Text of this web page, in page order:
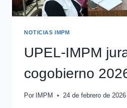
NOTICIAS IMPM
UPEL-IMPM
cogobierno
Por IMPM 24 de febrero de 2026